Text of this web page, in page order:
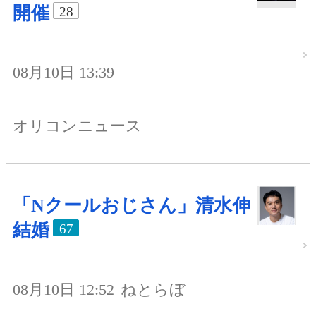
開催
28
08月10日 13:39
オリコンニュース
「Nクールおじさん」清水伸
結婚
67
08月10日 12:52 ねとらぼ